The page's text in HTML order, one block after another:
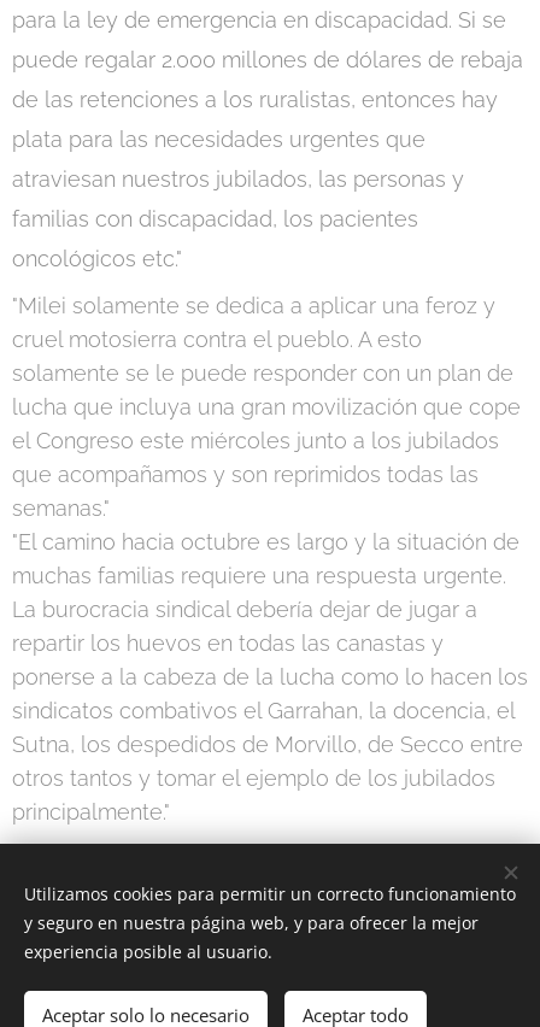
para la ley de emergencia en discapacidad. Si se
puede regalar 2.000 millones de dólares de rebaja
de las retenciones a los ruralistas, entonces hay
plata para las necesidades urgentes que
atraviesan nuestros jubilados, las personas y
familias con discapacidad, los pacientes
oncológicos etc."
"Milei solamente se dedica a aplicar una feroz y
cruel motosierra contra el pueblo. A esto
solamente se le puede responder con un plan de
lucha que incluya una gran movilización que cope
el Congreso este miércoles junto a los jubilados
que acompañamos y son reprimidos todas las
semanas."
"El camino hacia octubre es largo y la situación de
muchas familias requiere una respuesta urgente.
La burocracia sindical debería dejar de jugar a
repartir los huevos en todas las canastas y
ponerse a la cabeza de la lucha como lo hacen los
sindicatos combativos el Garrahan, la docencia, el
Sutna, los despedidos de Morvillo, de Secco entre
otros tantos y tomar el ejemplo de los jubilados
principalmente."
Share
Utilizamos cookies para permitir un correcto funcionamiento
y seguro en nuestra página web, y para ofrecer la mejor
experiencia posible al usuario.
Aceptar solo lo necesario Aceptar todo